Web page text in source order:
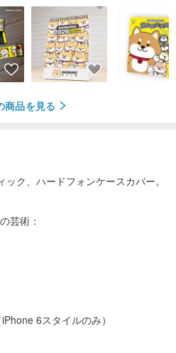
商品を見る
ク、ハードフォンケースカバー。
芸術：
6スタイルのみ）